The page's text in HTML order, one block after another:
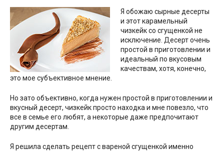
Я обожаю сырные десерты
и этот карамельный
чизкейк со сгущенкой не
исключение. Десерт очень
простой в приготовлении и
идеальный по вкусовым
качествам, хотя, конечно,
это мое субъективное мнение.
Но зато объективно, когда нужен простой в приготовлении и
вкусный десерт, чизкейк просто находка и мне повезло, что
все в семье его любят, а некоторые даже предпочитают
другим десертам.
Я решила сделать рецепт с вареной сгущенкой именно